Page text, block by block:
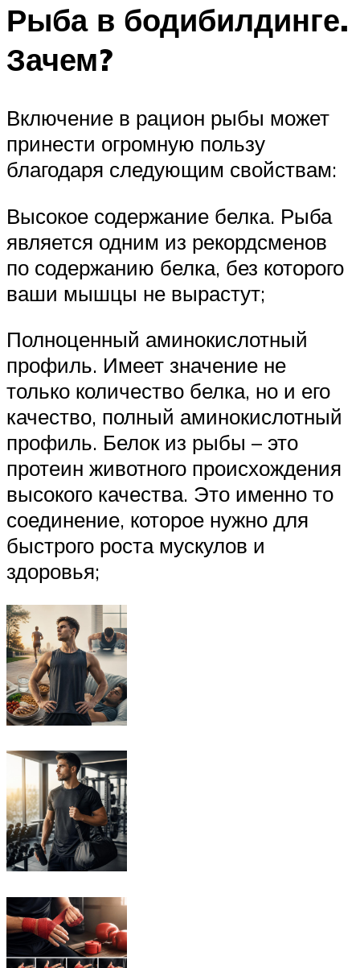
Рыба в бодибилдинге.
Зачем?
Включение в рацион рыбы может
принести огромную пользу
благодаря следующим свойствам:
Высокое содержание белка. Рыба
является одним из рекордсменов
по содержанию белка, без которого
ваши мышцы не вырастут;
Полноценный аминокислотный
профиль. Имеет значение не
только количество белка, но и его
качество, полный аминокислотный
профиль. Белок из рыбы – это
протеин животного происхождения
высокого качества. Это именно то
соединение, которое нужно для
быстрого роста мускулов и
здоровья;